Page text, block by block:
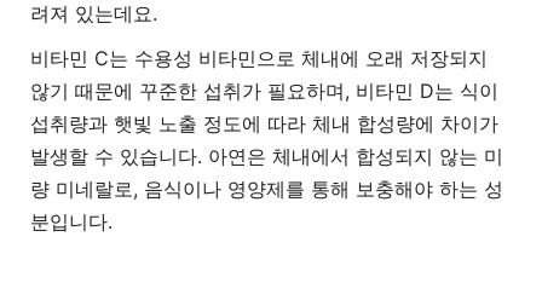
려져 있는데요.
비타민 C는 수용성 비타민으로 체내에 오래 저장되지
않기 때문에 꾸준한 섭취가 필요하며, 비타민 D는 식이
섭취량과 햇빛 노출 정도에 따라 체내 합성량에 차이가
발생할 수 있습니다. 아연은 체내에서 합성되지 않는 미
량 미네랄로, 음식이나 영양제를 통해 보충해야 하는 성
분입니다.